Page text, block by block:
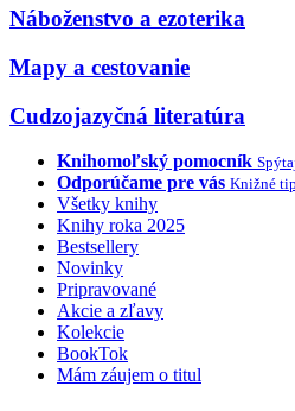
Náboženstvo a ezoterika
Mapy a cestovanie
Cudzojazyčná literatúra
Knihomoľský pomocník
Odporúčame pre vás Knižné
Všetky knihy
Knihy roka 2025
Bestsellery
Novinky
Pripravované
Akcie a zľavy
Kolekcie
BookTok
Mám záujem o titul